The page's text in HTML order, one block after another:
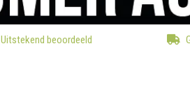
Uitstekend beoordeeld